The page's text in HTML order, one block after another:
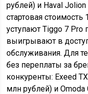
рублей) и Haval
стартовая
уступают Tiggo 7
выигрывают в
обслуживания. Для
без переплаты за
конкуренты: Exeed
млн рублей) и Omoda